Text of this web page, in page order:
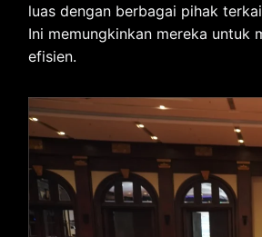
luas dengan berbagai pihak
Ini memungkinkan mereka untuk
efisien.